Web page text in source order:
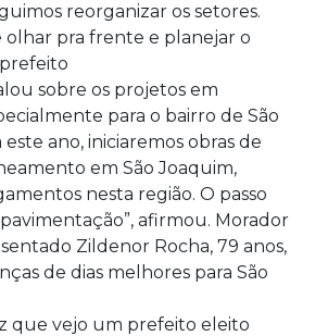
reorganizar os setores.
olhar pra frente e planejar o
sobre os projetos em
para o bairro de São
este ano, iniciaremos obras de
em São Joaquim,
nesta região. O passo
afirmou. Morador
Zildenor Rocha, 79 anos,
de dias melhores para São
que vejo um prefeito eleito